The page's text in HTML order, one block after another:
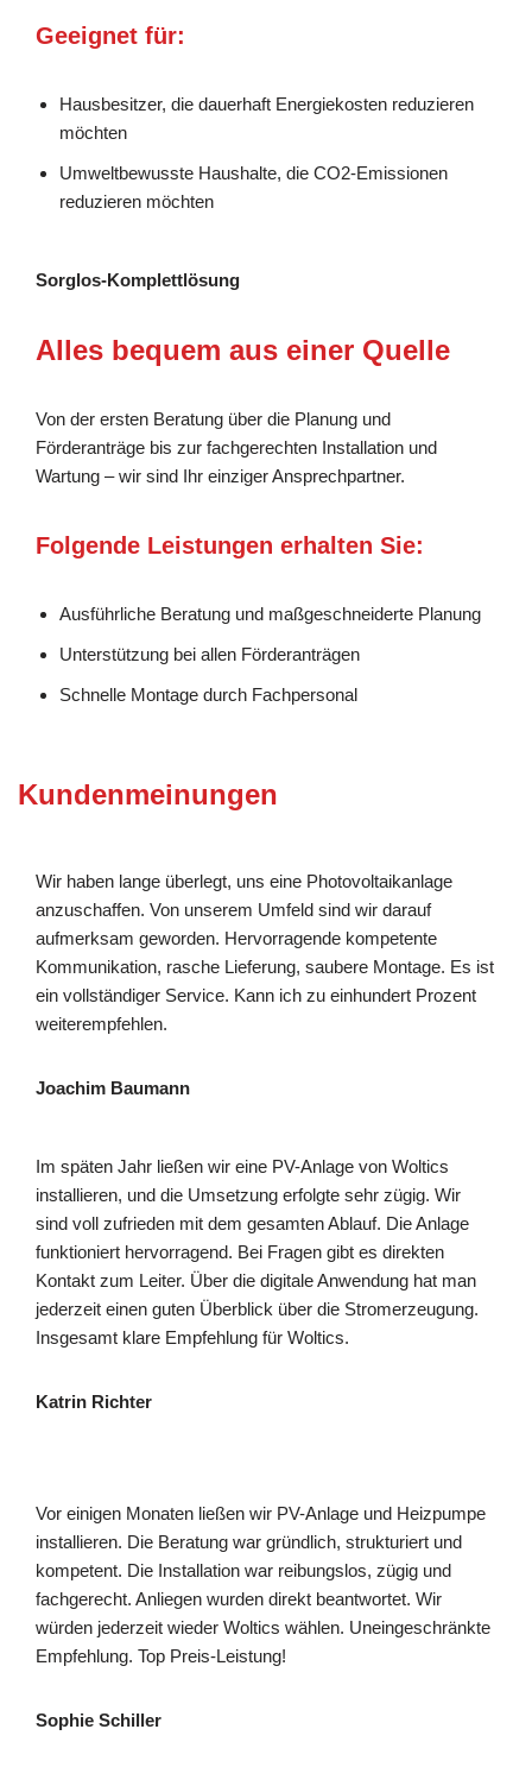
Geeignet für:
Hausbesitzer, die dauerhaft Energiekosten reduzieren
möchten
Umweltbewusste Haushalte, die CO2-Emissionen
reduzieren möchten
Sorglos-Komplettlösung
Alles bequem aus einer Quelle
Von der ersten Beratung über die Planung und
Förderanträge bis zur fachgerechten Installation und
Wartung – wir sind Ihr einziger Ansprechpartner.
Folgende Leistungen erhalten Sie:
Ausführliche Beratung und maßgeschneiderte Planung
Unterstützung bei allen Förderanträgen
Schnelle Montage durch Fachpersonal
Kundenmeinungen
Wir haben lange überlegt, uns eine Photovoltaikanlage
anzuschaffen. Von unserem Umfeld sind wir darauf
aufmerksam geworden. Hervorragende kompetente
Kommunikation, rasche Lieferung, saubere Montage. Es ist
ein vollständiger Service. Kann ich zu einhundert Prozent
weiterempfehlen.
Joachim Baumann
Im späten Jahr ließen wir eine PV-Anlage von Woltics
installieren, und die Umsetzung erfolgte sehr zügig. Wir
sind voll zufrieden mit dem gesamten Ablauf. Die Anlage
funktioniert hervorragend. Bei Fragen gibt es direkten
Kontakt zum Leiter. Über die digitale Anwendung hat man
jederzeit einen guten Überblick über die Stromerzeugung.
Insgesamt klare Empfehlung für Woltics.
Katrin Richter
Vor einigen Monaten ließen wir PV-Anlage und Heizpumpe
installieren. Die Beratung war gründlich, strukturiert und
kompetent. Die Installation war reibungslos, zügig und
fachgerecht. Anliegen wurden direkt beantwortet. Wir
würden jederzeit wieder Woltics wählen. Uneingeschränkte
Empfehlung. Top Preis-Leistung!
Sophie Schiller